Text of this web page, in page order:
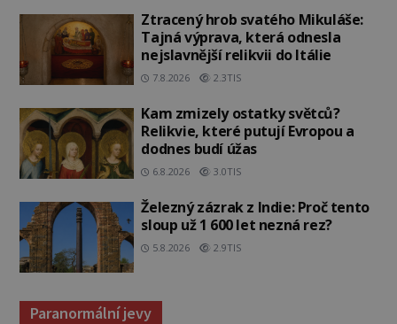
Ztracený hrob svatého Mikuláše:
Tajná výprava, která odnesla
nejslavnější relikvii do Itálie
7.8.2026 2.3TIS
Kam zmizely ostatky světců?
Relikvie, které putují Evropou a
dodnes budí úžas
6.8.2026 3.0TIS
Železný zázrak z Indie: Proč tento
sloup už 1 600 let nezná rez?
5.8.2026 2.9TIS
Paranormální jevy